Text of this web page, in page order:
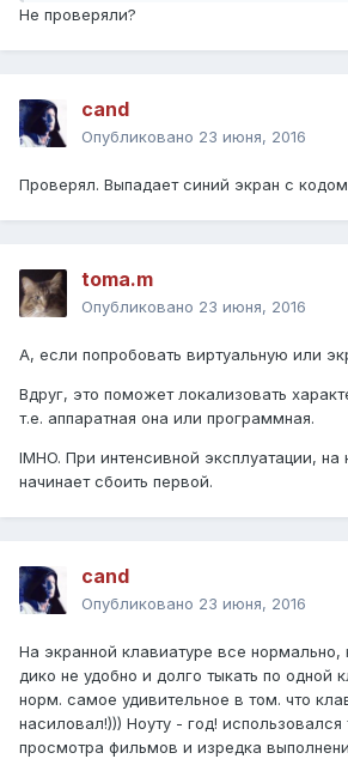
Не проверяли?
cand
Опубликовано 23 июня, 2016
Проверял. Выпадает синий экран с
toma.m
Опубликовано 23 июня, 2016
А, если попробовать виртуальную или
Вдруг, это поможет локализовать
т.е. аппаратная она или программная.
IMHO. При интенсивной эксплуатации, на
начинает сбоить первой.
cand
Опубликовано 23 июня, 2016
На экранной клавиатуре все нормально,
дико не удобно и долго тыкать по одной
норм. самое удивительное в том. что
насиловал!))) Ноуту - год! использовался
просмотра фильмов и изредка